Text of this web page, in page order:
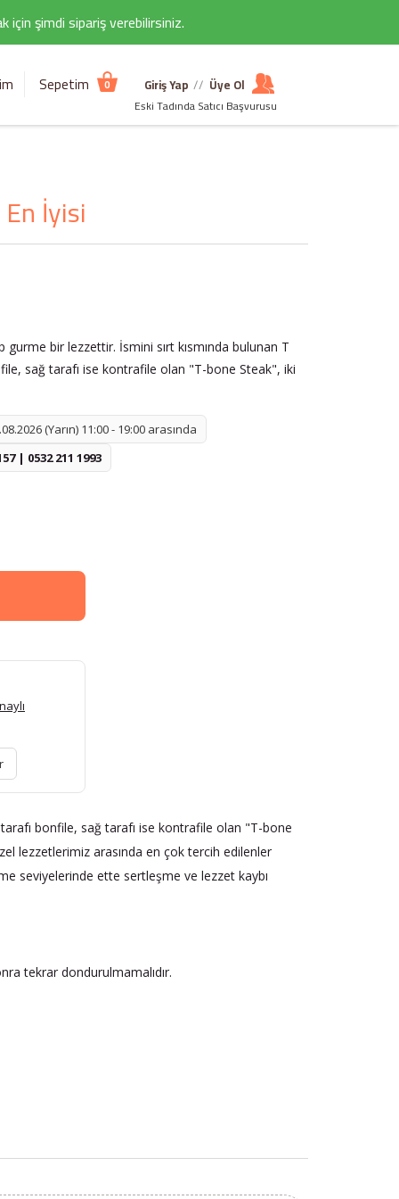
için şimdi sipariş verebilirsiniz.
Sepetim 0 Giriş Yap // Üye Ol
Eski Tadında Satıcı Başvurusu
İyisi
bir lezzettir. İsmini sırt kısmında bulunan T
sağ tarafı ise kontrafile olan "T-bone Steak", iki
(Yarın) 11:00 - 19:00 arasında
| 0532 211 1993
bonfile, sağ tarafı ise kontrafile olan "T-bone
lezzetlerimiz arasında en çok tercih edilenler
seviyelerinde ette sertleşme ve lezzet kaybı
tekrar dondurulmamalıdır.